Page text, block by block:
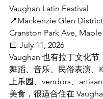
Vaughan Latin Festival
📍Mackenzie Glen
Cranston Park Ave, Maple
📅 July 11, 2026
Vaughan 也有拉丁文化节
舞蹈、音乐、民俗表演、
上乐园、vendors、
美食，很适合住在